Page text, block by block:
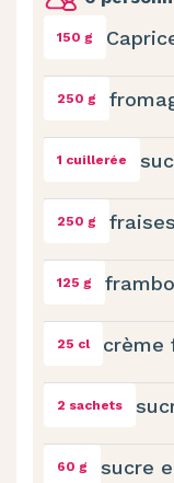
150 g
250 g
1 cuillerée
250 g fraises
125 g
25 cl crème
2 sachets
60 g sucre